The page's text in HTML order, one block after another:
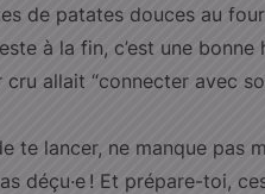
de patates douces au
à la fin, c’est une
cru allait “connecter avec
te lancer, ne manque pas
déçu·e ! Et prépare-toi,